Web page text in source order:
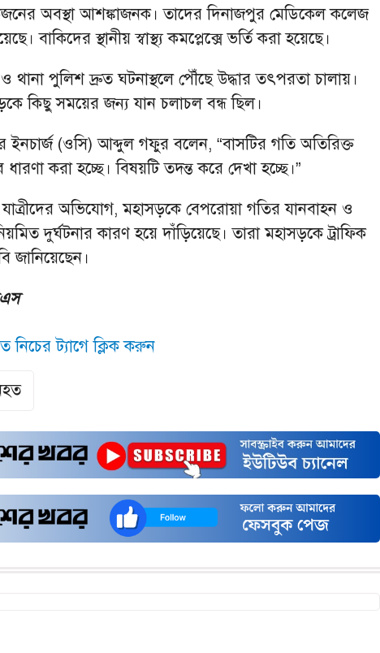
অবস্থা আশঙ্কাজনক। তাদের দিনাজপুর মেডিকেল কলেজ
বাকিদের স্থানীয় স্বাস্থ্য কমপ্লেক্সে ভর্তি করা হয়েছে।
ও থানা পুলিশ দ্রুত ঘটনাস্থলে পৌঁছে উদ্ধার তৎপরতা চালায়।
কিছু সময়ের জন্য যান চলাচল বন্ধ ছিল।
ইনচার্জ (ওসি) আব্দুল গফুর বলেন, “বাসটির গতি অতিরিক্ত
করা হচ্ছে। বিষয়টি তদন্ত করে দেখা হচ্ছে।”
অভিযোগ, মহাসড়কে বেপরোয়া গতির যানবাহন ও
দুর্ঘটনার কারণ হয়ে দাঁড়িয়েছে। তারা মহাসড়কে ট্রাফিক
জানিয়েছেন।
নিচের ট্যাগে ক্লিক করুন